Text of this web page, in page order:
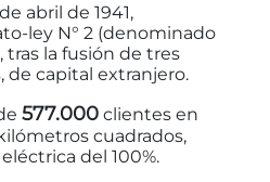
abril de 1941,
ley N° 2 (denominado
tras la fusión de tres
de capital extranjero.
577.000 clientes en
cuadrados,
del 100%.